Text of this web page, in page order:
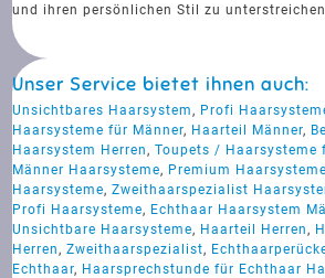
und ihren persönlichen Stil zu
Unser Service bietet ihnen auch:
Unsichtbares Haarsystem, Profi
Haarsysteme für Männer, Haarteil Männer,
Haarsystem Herren,Toupets / Haarsysteme
Männer Haarsysteme, Premium
Haarsysteme,Zweithaarspezialist
Profi Haarsysteme, Echthaar Haarsystem
Unsichtbare Haarsysteme, Haarteil Herren,
Herren,Zweithaarspezialist,
Echthaar, Haarsprechstunde für Echthaar